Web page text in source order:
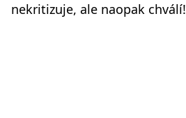
nekritizuje, ale naopak chválí!